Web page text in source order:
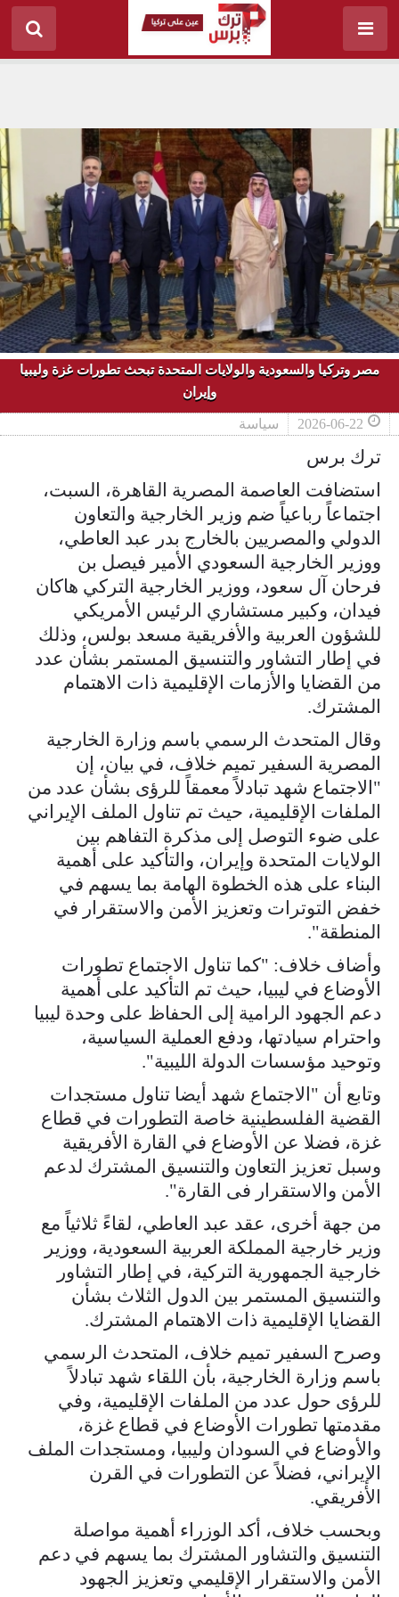
مصر وتركيا والسعودية والولايات المتحدة تبحث تطورات غزة وليبيا
وإيران
2026-06-22 سياسة
ترك برس
استضافت العاصمة المصرية القاهرة، السبت،
اجتماعاً رباعياً ضم وزير الخارجية والتعاون
الدولي والمصريين بالخارج بدر عبد العاطي،
ووزير الخارجية السعودي الأمير فيصل بن
فرحان آل سعود، ووزير الخارجية التركي هاكان
فيدان، وكبير مستشاري الرئيس الأمريكي
للشؤون العربية والأفريقية مسعد بولس، وذلك
في إطار التشاور والتنسيق المستمر بشأن عدد
من القضايا والأزمات الإقليمية ذات الاهتمام
المشترك.
وقال المتحدث الرسمي باسم وزارة الخارجية
المصرية السفير تميم خلاف، في بيان، إن
"الاجتماع شهد تبادلاً معمقاً للرؤى بشأن عدد من
الملفات الإقليمية، حيث تم تناول الملف الإيراني
على ضوء التوصل إلى مذكرة التفاهم بين
الولايات المتحدة وإيران، والتأكيد على أهمية
البناء على هذه الخطوة الهامة بما يسهم في
خفض التوترات وتعزيز الأمن والاستقرار في
المنطقة".
وأضاف خلاف: "كما تناول الاجتماع تطورات
الأوضاع في ليبيا، حيث تم التأكيد على أهمية
دعم الجهود الرامية إلى الحفاظ على وحدة ليبيا
واحترام سيادتها، ودفع العملية السياسية،
وتوحيد مؤسسات الدولة الليبية".
وتابع أن "الاجتماع شهد أيضا تناول مستجدات
القضية الفلسطينية خاصة التطورات في قطاع
غزة، فضلا عن الأوضاع في القارة الأفريقية
وسبل تعزيز التعاون والتنسيق المشترك لدعم
الأمن والاستقرار فى القارة".
من جهة أخرى، عقد عبد العاطي، لقاءً ثلاثياً مع
وزير خارجية المملكة العربية السعودية، ووزير
خارجية الجمهورية التركية، في إطار التشاور
والتنسيق المستمر بين الدول الثلاث بشأن
القضايا الإقليمية ذات الاهتمام المشترك.
وصرح السفير تميم خلاف، المتحدث الرسمي
باسم وزارة الخارجية، بأن اللقاء شهد تبادلاً
للرؤى حول عدد من الملفات الإقليمية، وفي
مقدمتها تطورات الأوضاع في قطاع غزة،
والأوضاع في السودان وليبيا، ومستجدات الملف
الإيراني، فضلاً عن التطورات في القرن
الأفريقي.
وبحسب خلاف، أكد الوزراء أهمية مواصلة
التنسيق والتشاور المشترك بما يسهم في دعم
الأمن والاستقرار الإقليمي وتعزيز الجهود